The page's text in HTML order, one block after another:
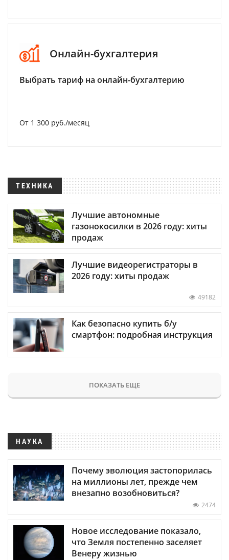
Онлайн-бухгалтерия
Выбрать тариф на онлайн-бухгалтерию
От 1 300 руб./месяц
ТЕХНИКА
Лучшие автономные
газонокосилки в 2026 году: хиты
продаж
Лучшие видеорегистраторы в
2026 году: хиты продаж
49182
Как безопасно купить б/у
смартфон: подробная инструкция
ПОКАЗАТЬ ЕЩЕ
НАУКА
Почему эволюция застопорилась
на миллионы лет, прежде чем
внезапно возобновиться?
2474
Новое исследование показало,
что Земля постепенно заселяет
Венеру жизнью